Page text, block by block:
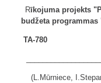
Rīkojuma projekts
budžeta
TA-780
(L.Mūrniece,